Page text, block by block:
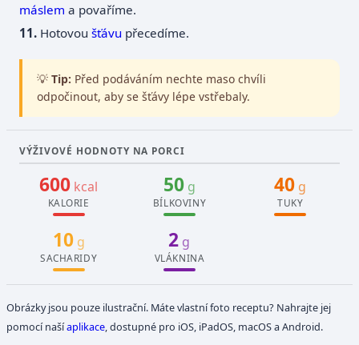
máslem a povaříme.
Hotovoušťávu přecedíme.
💡 Tip: Před podáváním nechte maso chvíli
odpočinout, aby se šťávy lépe vstřebaly.
VÝŽIVOVÉ HODNOTY NA PORCI
600 kcal
KALORIE
50g
BÍLKOVINY
40 g
TUKY
10g
SACHARIDY
2 g
VLÁKNINA
Obrázky jsou pouze ilustrační. Máte vlastní foto receptu? Nahrajte jej
pomocí našíaplikace, dostupné pro iOS, iPadOS, macOS a Android.